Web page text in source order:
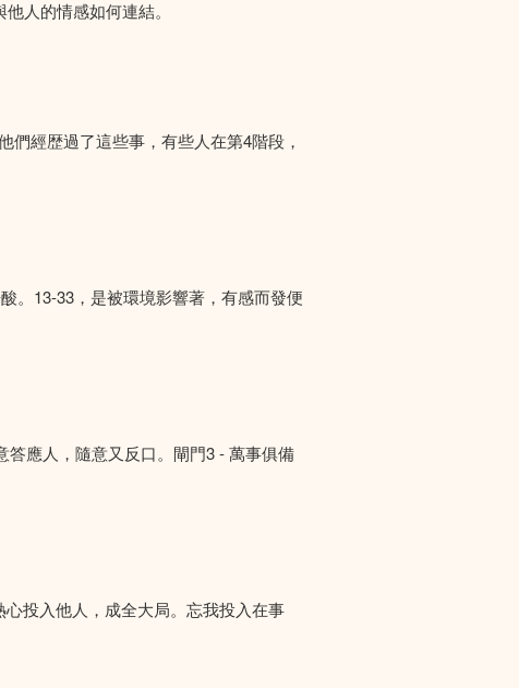
人的情感如何連結。
經歴過了這些事，有些人在第4階段，
。13-33，是被環境影響著，有感而發便
應人，隨意又反口。閘門3 - 萬事俱備
投入他人，成全大局。忘我投入在事